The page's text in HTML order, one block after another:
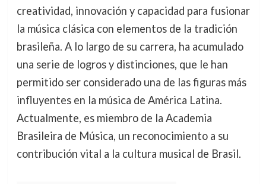
creatividad, innovación y capacidad para fusionar
la música clásica con elementos de la tradición
brasileña. A lo largo de su carrera, ha acumulado
una serie de logros y distinciones, que le han
permitido ser considerado una de las figuras más
influyentes en la música de América Latina.
Actualmente, es miembro de la Academia
Brasileira de Música, un reconocimiento a su
contribución vital a la cultura musical de Brasil.